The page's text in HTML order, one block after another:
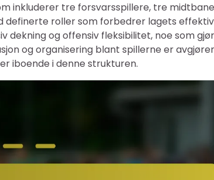
inkluderer tre forsvarsspillere, tre
roller som forbedrer lagets
dekning og offensiv fleksibilitet, noe som
og organisering blant spillerne er
iboende i denne strukturen.